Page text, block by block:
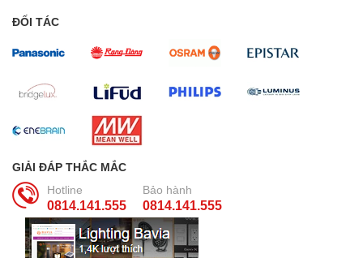
ĐỐI TÁC
GIẢI ĐÁP THẮC MẮC
Hotline
0814.141.555
Bảo hành
0814.141.555